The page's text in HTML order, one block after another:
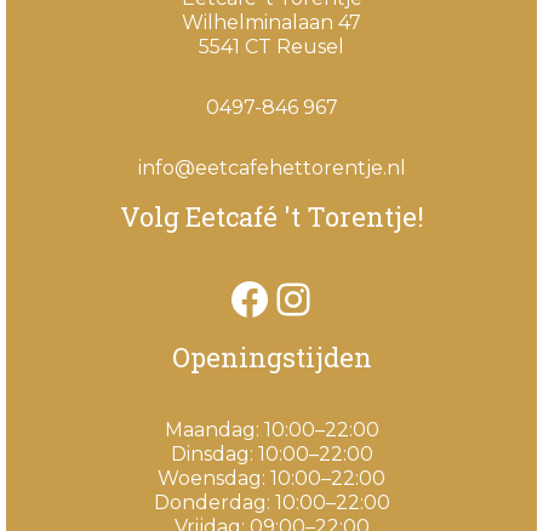
Wilhelminalaan 47
5541 CT Reusel
0497-846 967
info@eetcafehettorentje.nl
Volg Eetcafé 't Torentje!
Facebook
Instagram
Openingstijden
Maandag: 10:00–22:00
Dinsdag: 10:00–22:00
Woensdag: 10:00–22:00
Donderdag: 10:00–22:00